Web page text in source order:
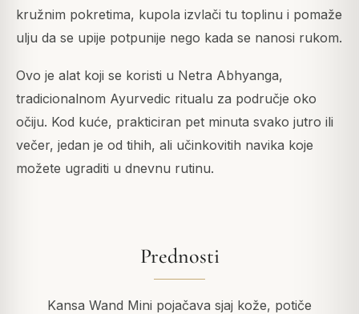
kružnim pokretima, kupola izvlači tu toplinu i pomaže
ulju da se upije potpunije nego kada se nanosi rukom.
Ovo je alat koji se koristi u Netra Abhyanga,
tradicionalnom Ayurvedic ritualu za područje oko
očiju. Kod kuće, prakticiran pet minuta svako jutro ili
večer, jedan je od tihih, ali učinkovitih navika koje
možete ugraditi u dnevnu rutinu.
Prednosti
Kansa Wand Mini pojačava sjaj kože, potiče